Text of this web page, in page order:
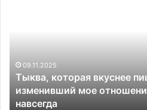
мое
отношение
осенним
09.11.2025
Тыква, которая вкуснее
изменивший мое
навсегда